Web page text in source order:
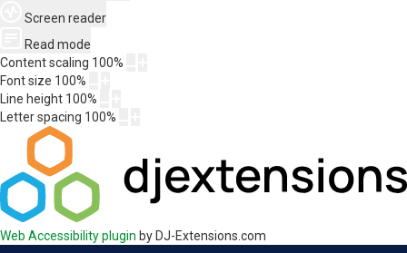
Screen reader
Read mode
Content scaling 100%
Font size 100%
Line height 100%
Letter spacing 100%
Web Accessibility plugin by DJ-Extensions.com